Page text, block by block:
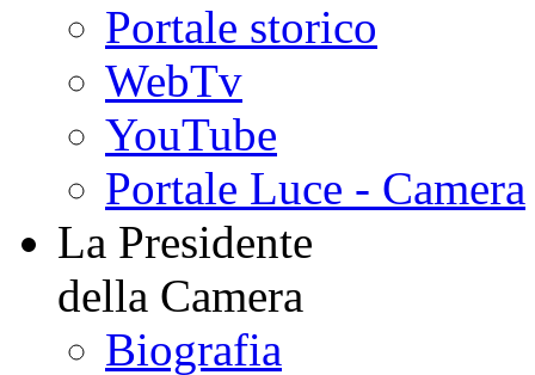
Portale storico
WebTv
YouTube
Portale Luce - Camera
La Presidente
della Camera
Biografia